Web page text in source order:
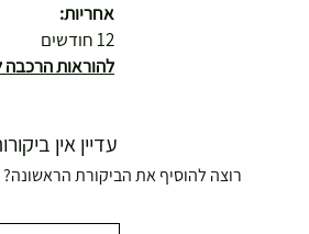
אחריות:
12 חודשים
להוראות הרכבה
עדיין אין
רוצה להוסיף את הביקורת